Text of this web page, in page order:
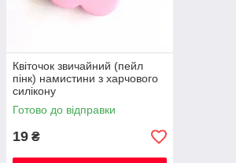
Квіточок звичайний (пейл
пінк) намистини з харчового
силікону
Готово до відправки
19 ₴